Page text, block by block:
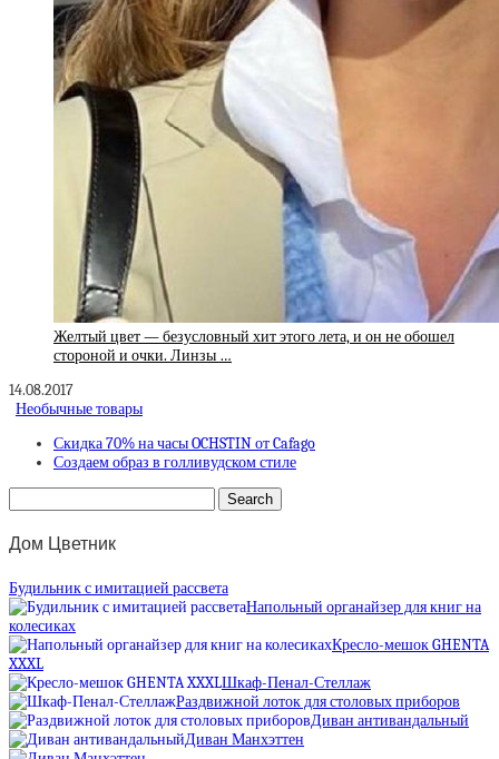
Желтый цвет — безусловный хит этого лета, и он не обошел
стороной и очки. Линзы …
14.08.2017
Необычные товары
Скидка 70% на часы OCHSTIN от Cafago
Создаем образ в голливудском стиле
Дом Цветник
Будильник с имитацией рассвета
Напольный органайзер для книг на
колесиках
Кресло-мешок GHENTA
XXXL
Шкаф-Пенал-Стеллаж
Раздвижной лоток для столовых приборов
Диван антивандальный
Диван Манхэттен